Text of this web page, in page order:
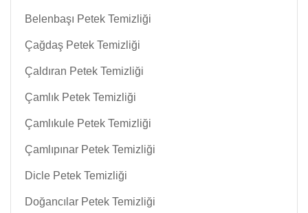
Belenbaşı Petek Temizliği
Çağdaş Petek Temizliği
Çaldıran Petek Temizliği
Çamlık Petek Temizliği
Çamlıkule Petek Temizliği
Çamlıpınar Petek Temizliği
Dicle Petek Temizliği
Doğancılar Petek Temizliği